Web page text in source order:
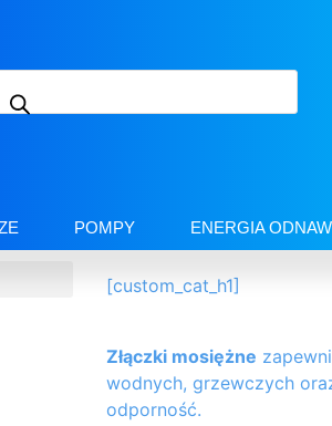
POMPY ENERGIA
[custom_cat_h1]
Złączki mosiężne
wodnych, grzewczych
odporność.